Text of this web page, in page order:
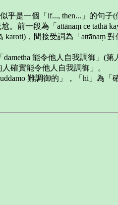
似乎是一個「if..., then...」的句
前一段為「attānaṃ ce tathā
，間接受詞為「attānaṃ 對
能令他人自我調御」(
確實能令他人自我調御」。
難調御的」，「hi」為「